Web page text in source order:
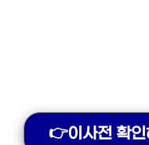
👉이사전 확인